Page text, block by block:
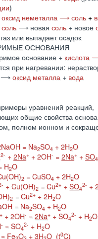
)
оксид неметалла ⟶ соль +
соль ⟶ новая соль + новое
или выпадает осадок
ОСНОВАНИЯ
основание + кислота
при нагревании:
⟶ оксид металла + вода
уравнений реакций,
общие свойства
полном ионном и
= Na2SO4 + 2H2O
2- + 2Na+ + 2OH- = 2Na+ + SO4
H2O
2 = CuSO4 + 2H2O
+ Cu(OH)2 = Cu2+ + SO4
2- +
2 = Cu2+ + 2H2O
= Na2SO4 + H2O
+ + 2OH- = 2Na+ + SO4
2- + H2O
- = SO4
2- + H2O
= Fe O + 3H O (t0C)